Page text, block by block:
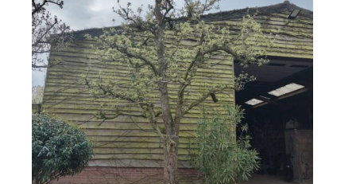
worden
op
de
productpagina